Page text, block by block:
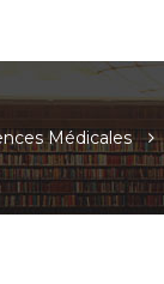
Médicales